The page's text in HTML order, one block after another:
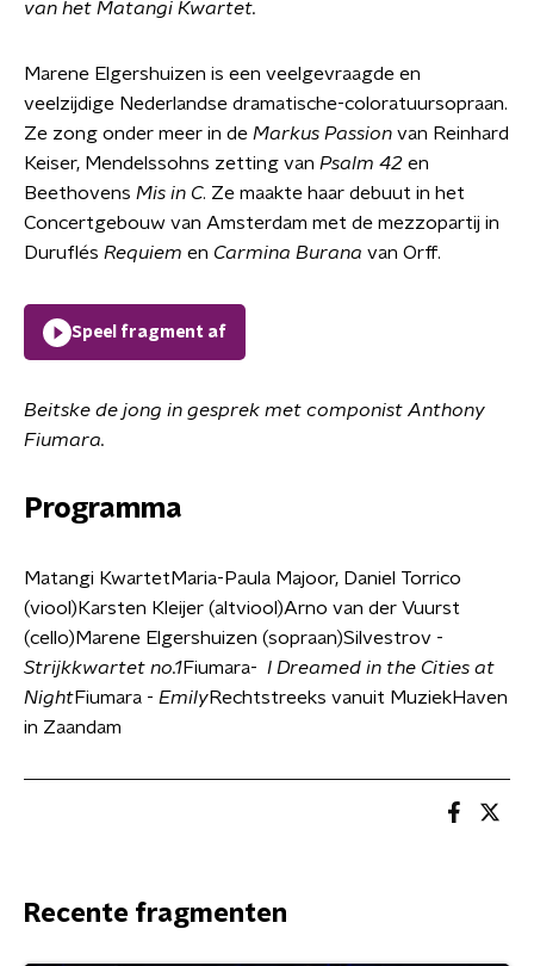
van het Matangi Kwartet.
Marene Elgershuizen is een veelgevraagde en
veelzijdige Nederlandse dramatische-coloratuursopraan.
Ze zong onder meer in de Markus Passion van Reinhard
Keiser, Mendelssohns zetting van Psalm 42 en
Beethovens Mis in C. Ze maakte haar debuut in het
Concertgebouw van Amsterdam met de mezzopartij in
Duruflés Requiem en Carmina Burana van Orff.
Speel fragment af
Beitske de jong in gesprek met componist Anthony
Fiumara.
Programma
Matangi KwartetMaria-Paula Majoor, Daniel Torrico
(viool)Karsten Kleijer (altviool)Arno van der Vuurst
(cello)Marene Elgershuizen (sopraan)Silvestrov -
Strijkkwartet no.1Fiumara-
I Dreamed in the Cities at
NightFiumara - EmilyRechtstreeks vanuit MuziekHaven
in Zaandam
Recente fragmenten